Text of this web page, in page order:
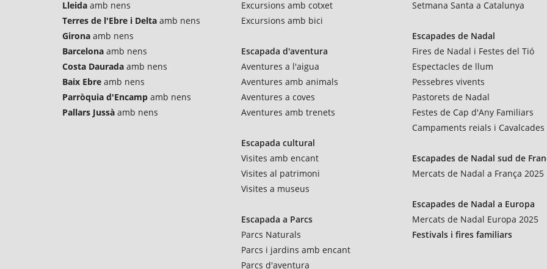
Lleida amb nens
Terres de l'Ebre i Delta amb nens
Girona amb nens
Barcelona amb nens
Costa Daurada amb nens
Baix Ebre amb nens
Parròquia d'Encamp amb nens
Pallars Jussà amb nens
Excursions amb cotxet
Excursions amb bici
Escapada d'aventura
Aventures a l'aigua
Aventures amb animals
Aventures a coves
Aventures amb trenets
Escapada cultural
Visites amb encant
Visites al patrimoni
Visites a museus
Escapada a Parcs
Parcs Naturals
Parcs i jardins amb encant
Parcs d'aventura
Setmana Santa a Catalunya
Escapades de Nadal
Fires de Nadal i Festes del Tió
Espectacles de llum
Pessebres vivents
Pastorets de Nadal
Festes de Cap d'Any Familiars
Campaments reials i Cavalcades
Escapades de Nadal sud de
Mercats de Nadal a França 2025
Escapades de Nadal a Europa
Mercats de Nadal Europa 2025
Festivals i fires familiars